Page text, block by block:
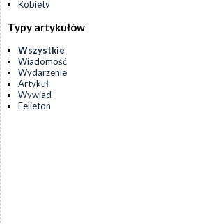
Kobiety
Typy artykułów
Wszystkie
Wiadomość
Wydarzenie
Artykuł
Wywiad
Felieton